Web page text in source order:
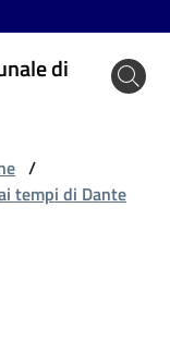
di
/
tempi di Dante